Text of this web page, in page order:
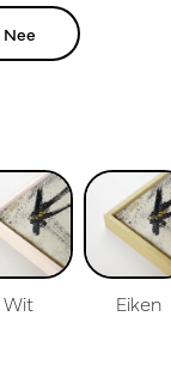
Nee
Wit Eiken